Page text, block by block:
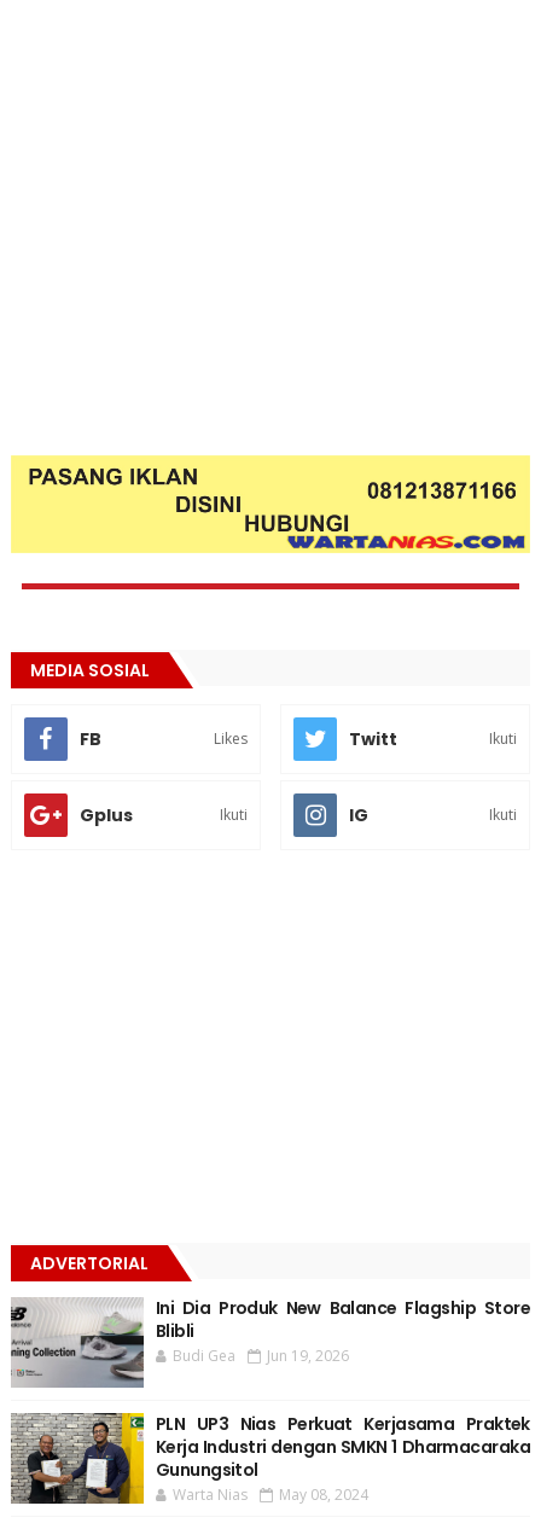
MEDIA SOSIAL
FB Likes Twitt Ikuti
Gplus Ikuti IG Ikuti
ADVERTORIAL
Ini Dia Produk New Balance Flagship Store
Blibli
Budi Gea Jun 19, 2026
PLN UP3 Nias Perkuat Kerjasama Praktek
Kerja Industri dengan SMKN 1 Dharmacaraka
Gunungsitol
Warta Nias May 08, 2024